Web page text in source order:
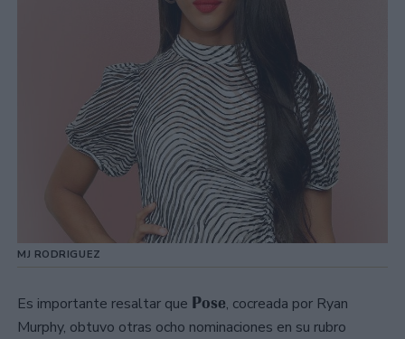
MJ RODRIGUEZ
Es importante resaltar que Pose, cocreada por Ryan
Murphy, obtuvo otras ocho nominaciones en su rubro